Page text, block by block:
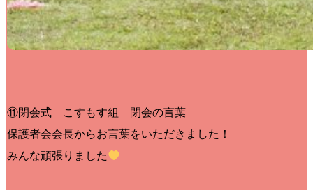
⑪閉会式 こすもす組 閉会の言葉
保護者会会長からお言葉をいただきました！
みんな頑張りました